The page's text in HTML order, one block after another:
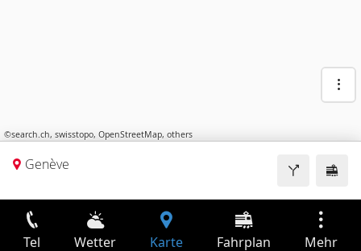
©search.ch, swisstopo, OpenStreetMap, others
Genève
Tel Wetter Karte Fahrplan Mehr